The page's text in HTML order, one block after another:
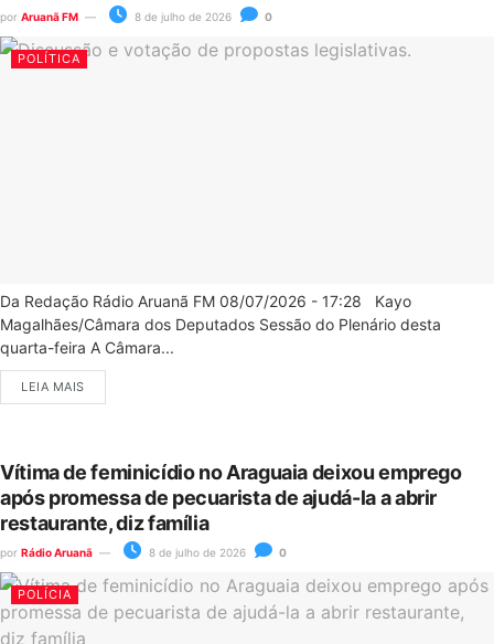
por Aruanã FM 8 de julho de 2026 0
POLÍTICA
Da Redação Rádio Aruanã FM 08/07/2026 - 17:28 Kayo
Magalhães/Câmara dos Deputados Sessão do Plenário desta
quarta-feira A Câmara...
LEIA MAIS
Vítima de feminicídio no Araguaia deixou emprego
após promessa de pecuarista de ajudá-la a abrir
restaurante, diz família
por Rádio Aruanã 8 de julho de 2026 0
POLÍCIA